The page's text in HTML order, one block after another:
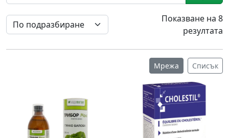
Показване на 8
резултата
Мрежа Списък